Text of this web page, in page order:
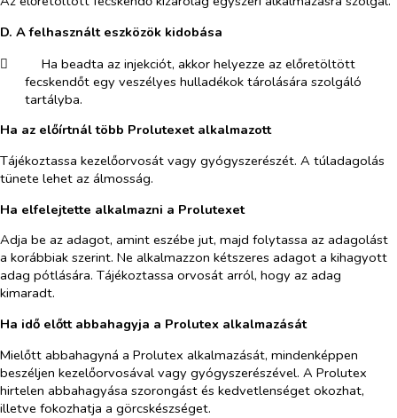
D. A felhasznált eszközök kidobása
​
Ha beadta az injekciót, akkor helyezze az előretöltött
fecskendőt egy veszélyes hulladékok tárolására szolgáló
tartályba.
Ha az előírtnál több Prolutexet alkalmazott
Tájékoztassa kezelőorvosát vagy gyógyszerészét. A túladagolás
tünete lehet az álmosság.
Ha elfelejtette alkalmazni a Prolutexet
Adja be az adagot, amint eszébe jut, majd folytassa az adagolást
a korábbiak szerint. Ne alkalmazzon kétszeres adagot a kihagyott
adag pótlására. Tájékoztassa orvosát arról, hogy az adag
kimaradt.
Ha idő előtt abbahagyja a Prolutex alkalmazását
Mielőtt abbahagyná a Prolutex alkalmazását, mindenképpen
beszéljen kezelőorvosával vagy gyógyszerészével. A Prolutex
hirtelen abbahagyása szorongást és kedvetlenséget okozhat,
illetve fokozhatja a görcskészséget.